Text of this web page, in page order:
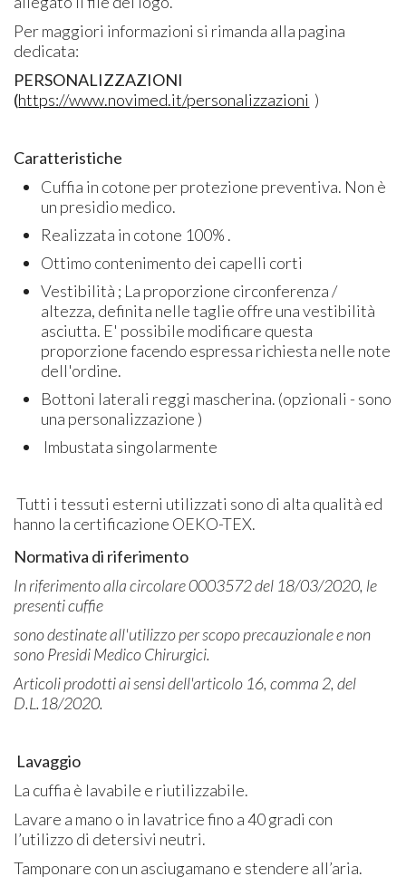
Per maggiori informazioni si rimanda alla pagina
dedicata:
PERSONALIZZAZIONI
(https://www.novimed.it/personalizzazioni )
Caratteristiche
Cuffia in cotone per protezione preventiva. Non è
un presidio medico.
Realizzata in cotone 100% .
Ottimo contenimento dei capelli corti
Vestibilità ; La proporzione circonferenza /
altezza, definita nelle taglie offre una vestibilità
asciutta. E' possibile modificare questa
proporzione facendo espressa richiesta nelle note
dell'ordine.
Bottoni laterali reggi mascherina. (opzionali - sono
una personalizzazione )
Imbustata singolarmente
Tutti i tessuti esterni utilizzati sono di alta qualità ed
hanno la certificazione OEKO-TEX.
Normativa di riferimento
In riferimento alla circolare 0003572 del 18/03/2020, le
presenti cuffie
sono destinate all'utilizzo per scopo precauzionale e non
sono Presidi Medico Chirurgici.
Articoli prodotti ai sensi dell'articolo 16, comma 2, del
D.L.18/2020.
Lavaggio
La cuffia è lavabile e riutilizzabile.
Lavare a mano o in lavatrice fino a 40 gradi con
l’utilizzo di detersivi neutri.
Tamponare con un asciugamano e stendere all’aria.